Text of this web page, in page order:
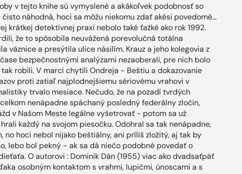
v tejto knihe sú vymyslené a akákoľvek podobnosť so
náhodná, hoci sa môžu niekomu zdať akési povedomé...
krátkej detektívnej praxi nebolo také ťažké ako rok 1992.
že to spôsobila neuvážená porevolučná totálna
väznice a presýtila ulice násilím. Krauz a jeho kolegovia z
bezpečnostnými analýzami nezaoberali, pre nich bolo
robili. V marci chytili Ondreja - Beštiu a dokazovanie
proti zatiaľ najplodnejšiemu sériovému vrahovi v
trvalo mesiace. Nečudo, že na pozadí tvrdých
nenápadne spáchaný posledný federálny zločin,
v Našom Meste legálne vyšetrovať - potom sa už
každý na svojom piesočku. Odohral sa tak nenápadne,
no hoci nebol nijako beštiálny, ani príliš zložitý, aj tak by
lebo bol pekný - ak sa dá niečo podobné povedať o
O autorovi : Dominik Dán (1955) viac ako dvadsaťpäť
osobným kontaktom s vrahmi, lupičmi, únoscami a s